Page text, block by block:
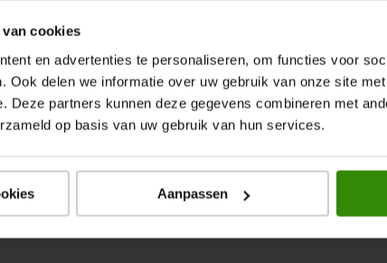
cookies
en advertenties te personaliseren, om functies voor
Ook delen we informatie over uw gebruik van onze site
Deze partners kunnen deze gegevens combineren met
op basis van uw gebruik van hun services.
Aanpassen